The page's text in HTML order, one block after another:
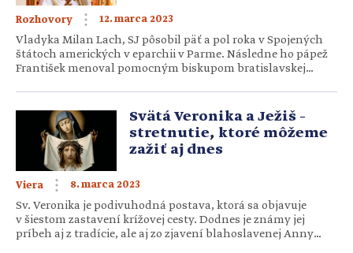
Rozhovory 12. marca 2023
Vladyka Milan Lach, SJ pôsobil päť a pol roka v Spojených
štátoch amerických v eparchii v Parme. Následne ho pápež
František menoval pomocným biskupom bratislavskej
sa vrátil na Slovensko. Aké je byť gréckokatolíkom v Amerike
a ako sa darilo samotnému biskupovi „za veľkou mlákou“?
Ako sa vám darilo v službe biskupa Ruténskej eparchie
v Parme? Pán bol […]
Svätá Veronika a Ježiš –
stretnutie, ktoré môžeme
zažiť aj dnes
Viera 8. marca 2023
Sv. Veronika je podivuhodná postava, ktorá sa objavuje
v šiestom zastavení krížovej cesty. Dodnes je známy jej
príbeh aj z tradície, ale aj zo zjavení blahoslavenej Anny